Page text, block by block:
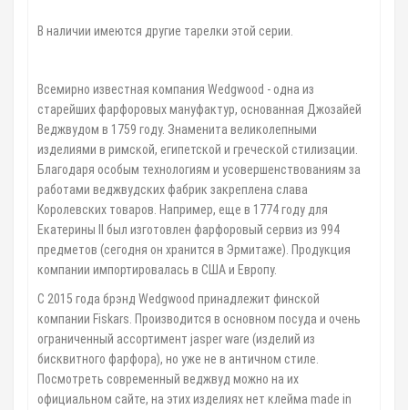
В наличии имеются другие тарелки этой серии.
Всемирно известная компания Wedgwood - одна из
старейших фарфоровых мануфактур, основанная Джозайей
Веджвудом в 1759 году. Знаменита великолепными
изделиями в римской, египетской и греческой стилизации.
Благодаря особым технологиям и усовершенствованиям за
работами веджвудских фабрик закреплена слава
Королевских товаров. Например, еще в 1774 году для
Екатерины II был изготовлен фарфоровый сервиз из 994
предметов (сегодня он хранится в Эрмитаже). Продукция
компании импортировалась в США и Европу.
С 2015 года брэнд Wedgwood принадлежит финской
компании Fiskars. Производится в основном посуда и очень
ограниченный ассортимент jasper ware (изделий из
бисквитного фарфора), но уже не в античном стиле.
Посмотреть современный веджвуд можно на их
официальном сайте, на этих изделиях нет клейма made in